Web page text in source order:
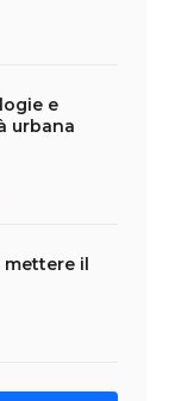
e
urbana
mettere il